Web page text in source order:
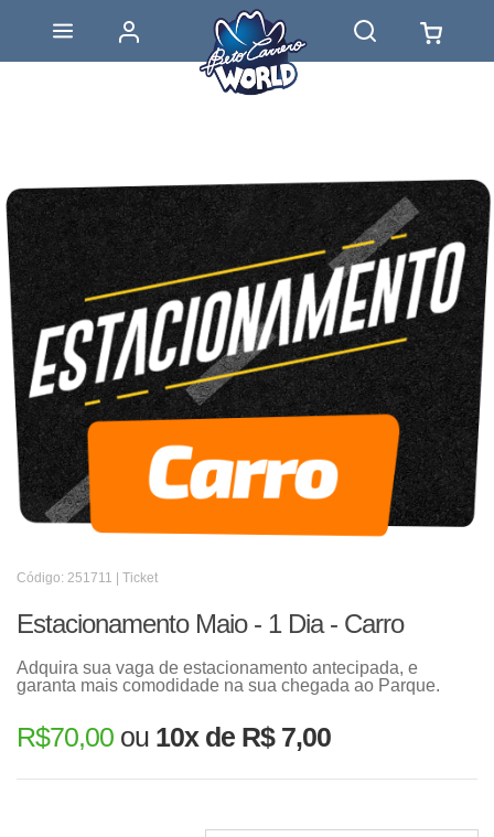
Código: 251711 | Ticket
Estacionamento Maio - 1 Dia - Carro
Adquira sua vaga de estacionamento antecipada, e
garanta mais comodidade na sua chegada ao Parque.
R$70,00 ou 10x de R$ 7,00